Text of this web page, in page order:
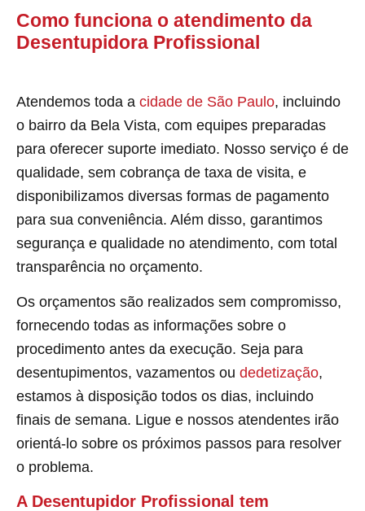
Como funciona o atendimento da
Desentupidora Profissional
Atendemos toda a cidade de São Paulo, incluindo
o bairro da Bela Vista, com equipes preparadas
para oferecer suporte imediato. Nosso serviço é de
qualidade, sem cobrança de taxa de visita, e
disponibilizamos diversas formas de pagamento
para sua conveniência. Além disso, garantimos
segurança e qualidade no atendimento, com total
transparência no orçamento.
Os orçamentos são realizados sem compromisso,
fornecendo todas as informações sobre o
procedimento antes da execução. Seja para
desentupimentos, vazamentos ou dedetização,
estamos à disposição todos os dias, incluindo
finais de semana. Ligue e nossos atendentes irão
orientá-lo sobre os próximos passos para resolver
o problema.
A Desentupidor Profissional tem